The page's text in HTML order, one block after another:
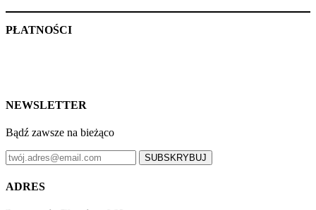
PŁATNOŚCI
NEWSLETTER
Bądź zawsze na bieżąco
SUBSKRYBUJ
ADRES